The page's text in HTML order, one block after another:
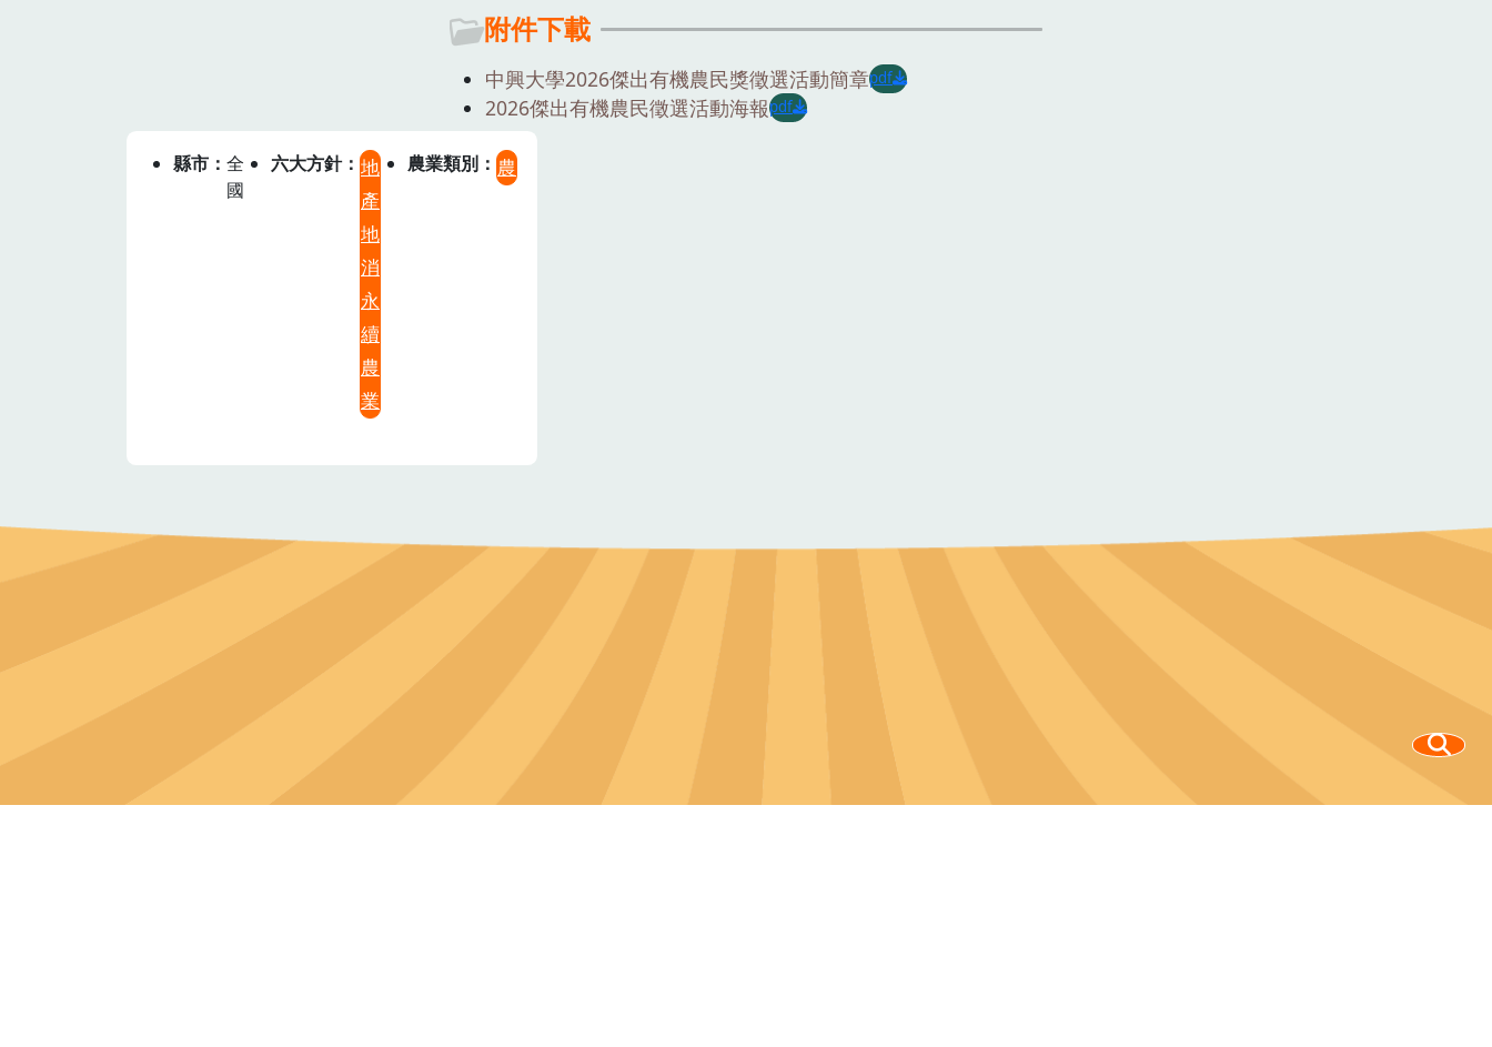
附件下載
中興大學2026傑出有機農民獎徵選活動簡章pdf
2026傑出有機農民徵選活動海報pdf
縣市
全
國
六大方針
地
產
地
消
永
續
農
業
農業類別 農